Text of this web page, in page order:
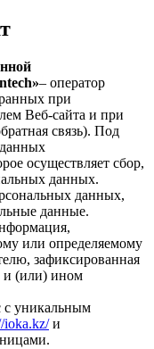
– оператор
при
Веб‑сайта и при
связь). Под
осуществляет сбор,
данных.
данных,
данные.
или определяемому
зафиксированная
и (или) ином
с уникальным
ioka.kz/и